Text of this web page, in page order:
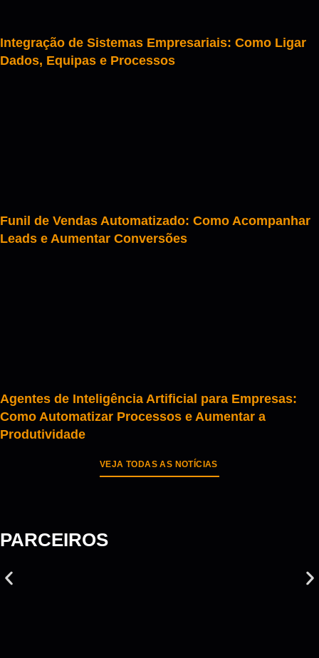
Integração de Sistemas Empresariais: Como Ligar
Dados, Equipas e Processos
Funil de Vendas Automatizado: Como Acompanhar
Leads e Aumentar Conversões
Agentes de Inteligência Artificial para Empresas:
Como Automatizar Processos e Aumentar a
Produtividade
VEJA TODAS AS NOTÍCIAS
PARCEIROS